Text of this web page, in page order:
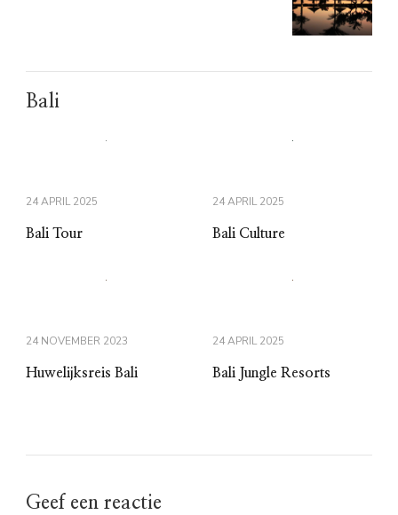
Bali
24 APRIL 2025
Bali Tour
24 APRIL 2025
Bali Culture
24 NOVEMBER 2023
Huwelijksreis Bali
24 APRIL 2025
Bali Jungle Resorts
Geef een reactie